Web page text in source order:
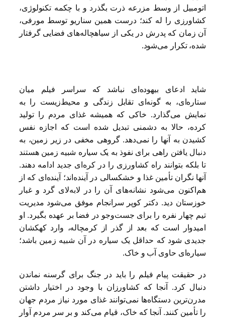
اتومبیل از وسط مزرعه ذرت بگذرد و با چکمه تکنولوژی،
کشاورزی را له کند؛ درست همین سناریو توسط مورفی،
آن زمان که پدرش در یکی از سیاهچاله‌های فضایی گرفتار
شده، تکرار می‌شود.
شاید ادعای بیهوده‌ای نباشد که سراسر فیلم میان
ستاره‌ای، به گونه‌ای تقابل زندگی و محیط‌زیست را به
نمایش می‌گذارد. خاکی که همیشه غذای مردم را تولید
کرده، حالا به دشمنی تبدیل شده است که اجازه نفس
کشیدن به آنها را نمی‌دهد. گروهی مخفی در زیر زمین، به
دنبال یافتن راهی برای نفوذ به یک سیاره شبیه زمین هستند
تا بلکه بتوانند راه کشاورزی را در کره‌ای جدید ادامه دهند.
آنها نگران تأمین غذا و خشکسالی در آینده‌اند؛ آینده‌ای که از
هم‌اکنون می‌شود نشانه‌های آن را در لابه‌لای گرد و غبار
خوزستان دید. دکتر کوپر سرانجام موفق می‌شود مدیریت
تیم چهار نفره را برای جست‌وجو در فضا بر عهده بگیرد. او
امیدوار است که بعد از گذر از کرمچاله، وارد کهکشان
جدیدی شود که حداقل یک سیاره در آن شبیه زمین باشد؛
سیاره‌ای حاوی آب و خاک.
در حقیقت پیام فیلم را باید در جنگ برای گرسنه نماندن
دنبال کرد. آنجا که کشاورزان با وجود در اختیار داشتن
مدرن‌ترین دستگاه‌ها نمی‌توانند غذای مورد نیاز مردم جهان
را تأمین کنند. آنجا که خاک، قیام می‌کند و بر سر مردم آوار